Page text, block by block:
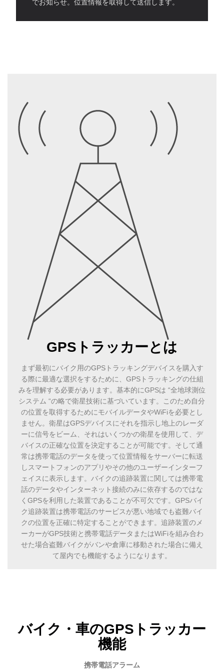
でお知らせ。位置情報を取得して送信します。
GPSトラッカーとは
まず最初にバイク用のGPSトラッキングデバイスを購入す
る際に最適な選択をするために、GPSトラッキングの仕組
みを理解する必要があります。基本的にGPSは “全地球測位
システム “の略で衛星技術に基づいています。このため自分
の位置を取得するためにモバイルデータやWiFiを必要とし
ません。衛星はGPSデバイスにそれを指示し地上のレーダ
ーに信号をビーム、それはいくつかの衛星を使用して、デ
バイスの正確な位置を決定することが可能です。そして通
常は携帯電話のデータを使って位置情報をサーバーに転送
しスマートフォンのアプリやその他のユーザーインターフ
ェイスに表示します。バイクの追跡装置に関しては携帯電
話のデータやインターネット接続のみに依存するのではな
くGPSを利用した装置であることが不可欠です。GPSバイ
ク追跡装置は携帯電話のサービスが悪い地域でも盗難バイ
クの位置を正確に特定することができます。追跡装置のメ
ーカーがGPS技術と携帯電話データまたはWiFiを組み合わ
せた場合盗難バイクがバンや倉庫に移動された場合に備え
て屋内でも機能するようになります。
バイク・車のGPSトラッカー
機能
携帯電話アラーム